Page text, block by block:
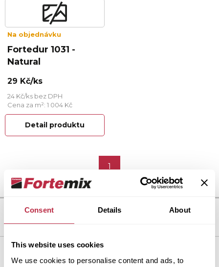
Consent Details About
This website uses cookies
We use cookies to personalise content and ads, to
Na objednávku
Fortedur 1031 -
Natural
29 Kč/ks
24 Kč/ks bez DPH
Cena za m²: 1 004 Kč
Detail produktu
1
Dlažba Fortelock